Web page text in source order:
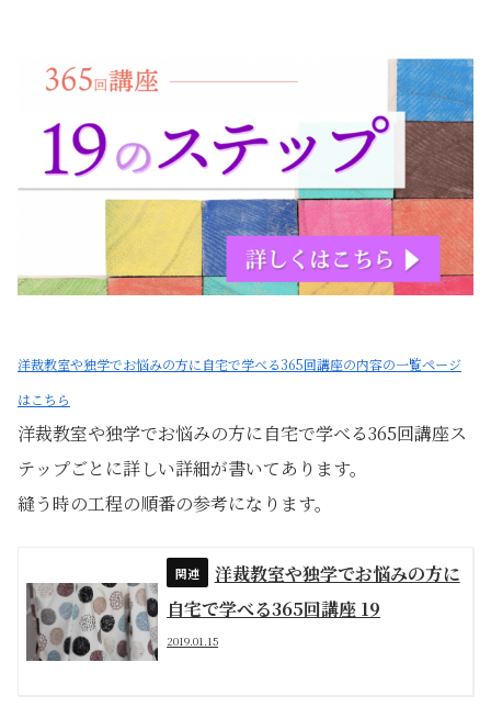
洋裁教室や独学でお悩みの方に自宅で学べる365回講座の内容の一覧ページ
はこちら
洋裁教室や独学でお悩みの方に自宅で学べる365回講座ス
テップごとに詳しい詳細が書いてあります。
縫う時の工程の順番の参考になります。
洋裁教室や独学でお悩みの方に
自宅で学べる365回講座 19
2019.01.15